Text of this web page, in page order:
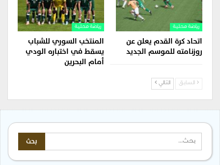
رياضة محلية
اتحاد كرة القدم يعلن عن
روزنامته للموسم الجديد
رياضة محلية
المنتخب السوري للشباب
يسقط في اختباره الودي
أمام البحرين
السابق التالي